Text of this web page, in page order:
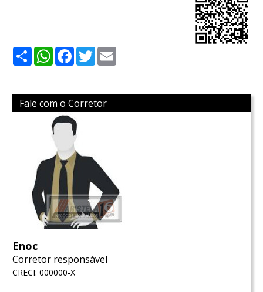
ShareWhatsApp
Facebook
Twitter
Fale com o Corretor
Enoc
Corretor responsável
CRECI: 000000-X